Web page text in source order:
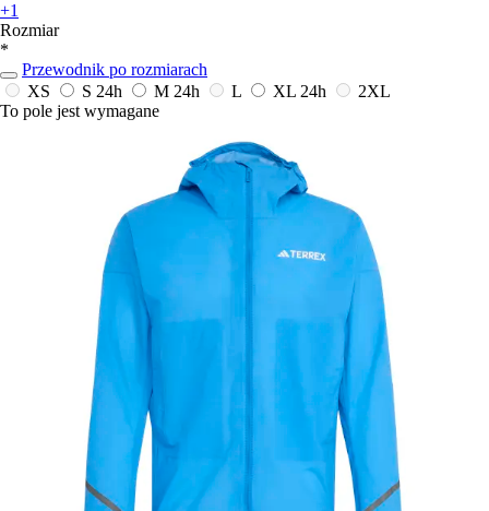
+1
Rozmiar
*
Przewodnik po rozmiarach
XS
S 24h M 24h L XL 24h
2XL
To pole jest wymagane